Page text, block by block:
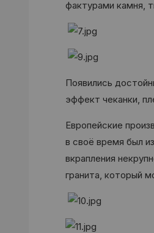
фактурами камня,
Появились
эффект чеканки,
Европейские
в своё время был
вкрапления
гранита, который